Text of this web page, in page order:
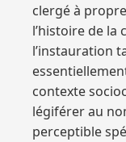
clergé à
l’histoire de la
l’instauration
contexte
légiférer au
perceptible